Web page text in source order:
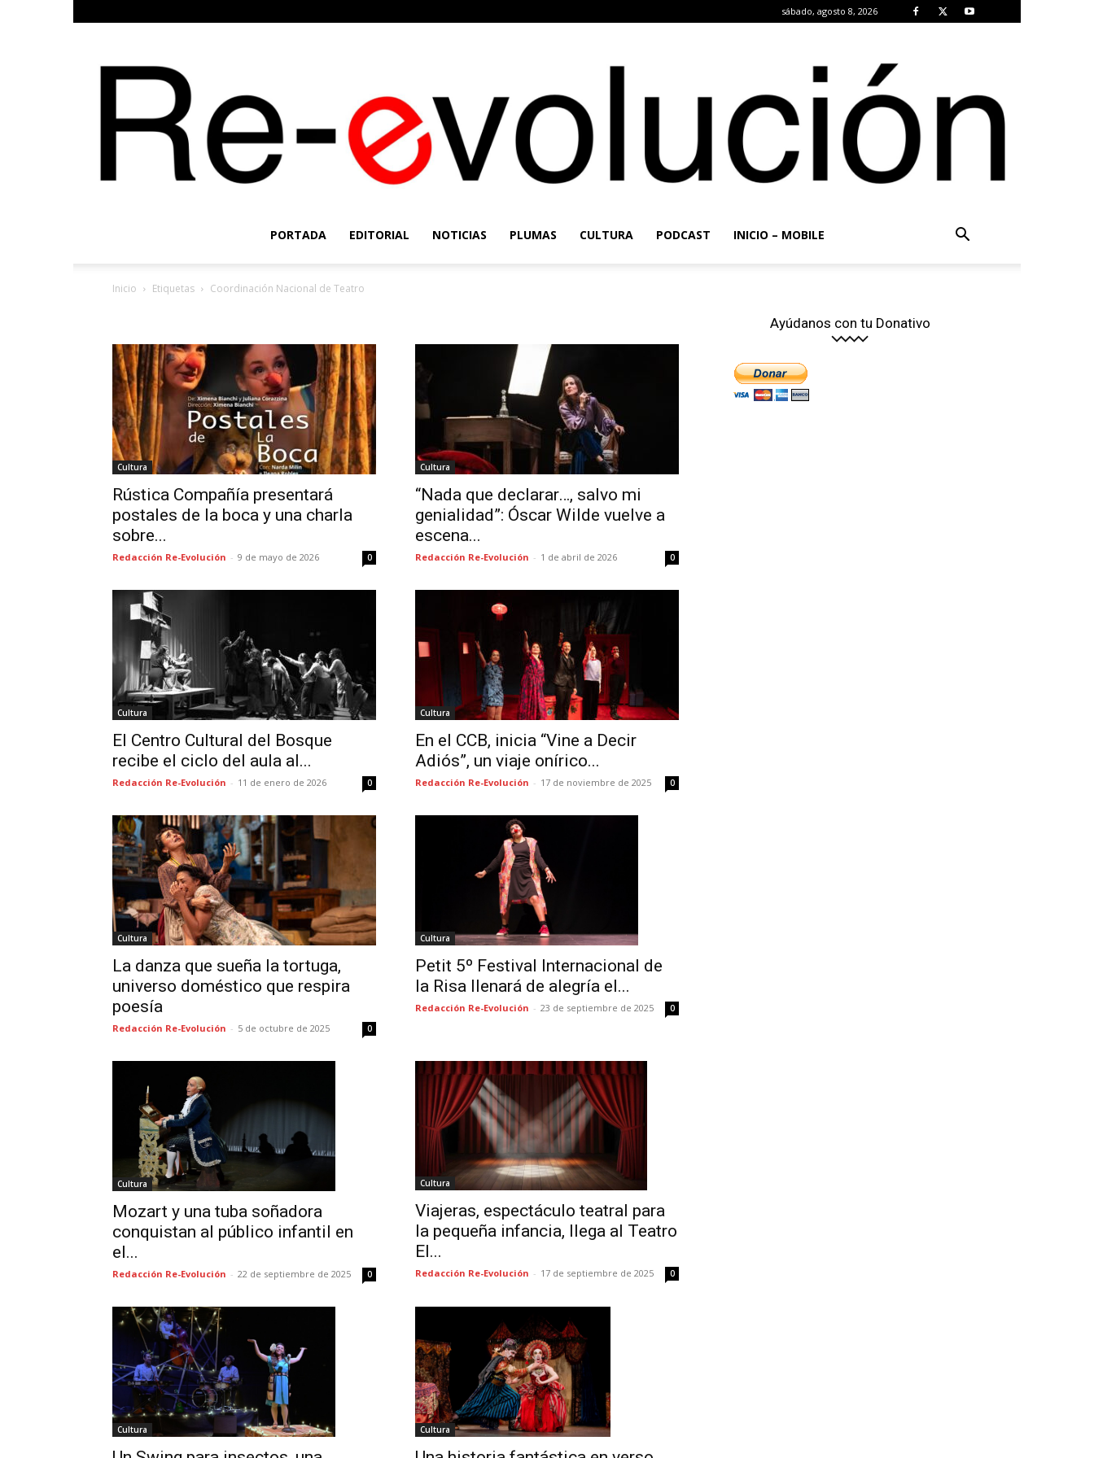
sábado, agosto 8, 2026
Evolución
PORTADA EDITORIAL NOTICIAS PLUMAS CULTURA PODCAST INICIO – MOBILE
Inicio Etiquetas Coordinación Nacional de Teatro
Cultura
Rústica Compañía presentará
postales de la boca y una charla
sobre...
Redacción Re-Evolución - 9 de mayo de 2026 0
Cultura
“Nada que declarar…, salvo mi
genialidad”: Óscar Wilde vuelve a
escena...
Redacción Re-Evolución - 1 de abril de 2026 0
Cultura
El Centro Cultural del Bosque
recibe el ciclo del aula al...
Redacción Re-Evolución - 11 de enero de 2026 0
Cultura
En el CCB, inicia “Vine a Decir
Adiós”, un viaje onírico...
Redacción Re-Evolución - 17 de noviembre de 2025 0
Cultura
La danza que sueña la tortuga,
universo doméstico que respira
poesía
Redacción Re-Evolución - 5 de octubre de 2025 0
Cultura
Petit 5º Festival Internacional de
la Risa llenará de alegría el...
Redacción Re-Evolución - 23 de septiembre de 2025 0
Cultura
Mozart y una tuba soñadora
conquistan al público infantil en
el...
Redacción Re-Evolución - 22 de septiembre de 2025 0
Cultura
Viajeras, espectáculo teatral para
la pequeña infancia, llega al Teatro
El...
Redacción Re-Evolución - 17 de septiembre de 2025 0
Cultura Cultura
Ayúdanos con tu Donativo